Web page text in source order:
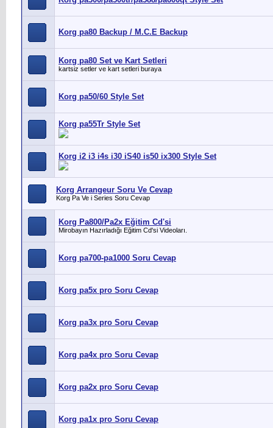
Korg pa80 Backup / M.C.E Backup
Korg pa80 Set ve Kart Setleri
kartsiz setler ve kart setleri buraya
Korg pa50/60 Style Set
Korg pa55Tr Style Set
Korg i2 i3 i4s i30 iS40 is50 ix300 Style Set
Korg Arrangeur Soru Ve Cevap
Korg Pa Ve i Series Soru Cevap
Korg Pa800/Pa2x Eğitim Cd'si
Mirobayın Hazırladığı Eğitim Cd'si Videoları.
Korg pa700-pa1000 Soru Cevap
Korg pa5x pro Soru Cevap
Korg pa3x pro Soru Cevap
Korg pa4x pro Soru Cevap
Korg pa2x pro Soru Cevap
Korg pa1x pro Soru Cevap